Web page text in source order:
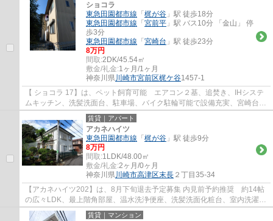
ショコラ
東急田園都市線 「 梶が谷 」駅 徒歩18分
東急田園都市線 「 宮前平 」駅 バス10分 「金山」 停
歩3分
東急田園都市線 「 宮崎台 」駅 徒歩23分
8万円
間取:2DK/45.54㎡
敷金/礼金:1ヶ月/1ヶ月
神奈川県川崎市宮前区梶ケ谷1457-1
【 ショコラ 17】は、ペット飼育可能 エアコン２基、追焚き、IHシステ
ムキッチン、洗髪洗面台、駐車場、バイク駐輪可能で設備充実、宮崎台駅
までに自転車で出やすい立地です。静かな...
賃貸｜アパート
アカネハイツ
東急田園都市線 「 梶が谷 」駅 徒歩9分
8万円
間取:1LDK/48.00㎡
敷金/礼金:2ヶ月/0ヶ月
神奈川県川崎市高津区末長 ２丁目35-34
【アカネハイツ202】は、8月下旬退去予定募集 内見前予約推奨 約14帖
の広々LDK、最上階角部屋、温水洗浄便座、洗髪洗面化粧台、室内洗濯機
置き場、全室フローリング
賃貸｜マンション